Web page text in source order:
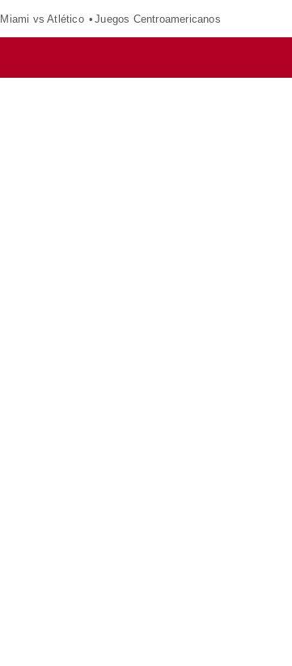
Miami vs Atlético Juegos Centroamericanos